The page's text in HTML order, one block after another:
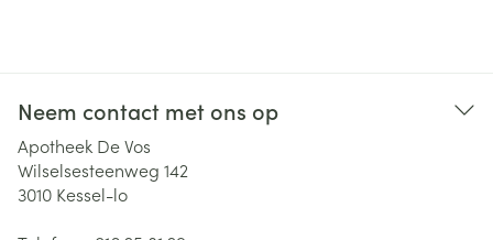
Neem contact met ons op
Apotheek De Vos
Wilselsesteenweg 142
3010 Kessel-lo